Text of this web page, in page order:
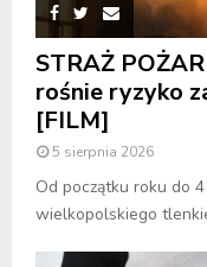
STRAŻ
rośnie ryzyko
[FILM]
5 sierpnia 2026
Od początku roku do
wielkopolskiego